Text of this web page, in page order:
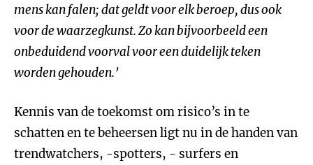
mens kan falen; dat geldt voor elk beroep, dus ook
voor de waarzegkunst. Zo kan bijvoorbeeld een
onbeduidend voorval voor een duidelijk teken
worden gehouden.’
Kennis van de toekomst om risico’s in te
schatten en te beheersen ligt nu in de handen van
trendwatchers, -spotters, - surfers en